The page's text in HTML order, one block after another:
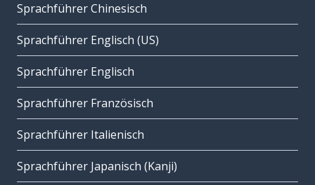
Sprachführer Chinesisch
Sprachführer Englisch (US)
Sprachführer Englisch
Sprachführer Französisch
Sprachführer Italienisch
Sprachführer Japanisch (Kanji)